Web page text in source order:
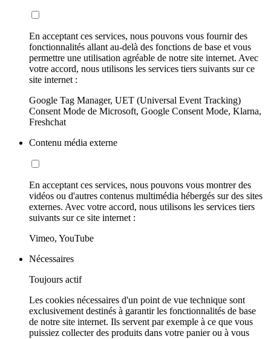
En acceptant ces services, nous pouvons vous fournir des
fonctionnalités allant au-delà des fonctions de base et vous
permettre une utilisation agréable de notre site internet. Avec
votre accord, nous utilisons les services tiers suivants sur ce
site internet :
Google Tag Manager, UET (Universal Event Tracking)
Consent Mode de Microsoft, Google Consent Mode, Klarna,
Freshchat
Contenu média externe
En acceptant ces services, nous pouvons vous montrer des
vidéos ou d'autres contenus multimédia hébergés sur des sites
externes. Avec votre accord, nous utilisons les services tiers
suivants sur ce site internet :
Vimeo, YouTube
Nécessaires
Toujours actif
Les cookies nécessaires d'un point de vue technique sont
exclusivement destinés à garantir les fonctionnalités de base
de notre site internet. Ils servent par exemple à ce que vous
puissiez collecter des produits dans votre panier ou à vous